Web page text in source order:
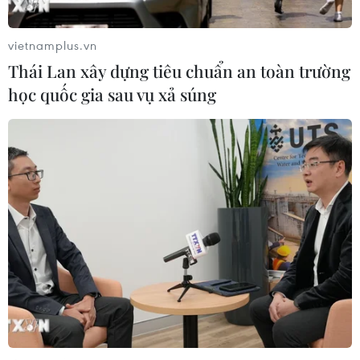
Thái Lan "thắng như chẻ
tre", thách thức tuyển Việt
Nam
05/08/2026 07:15
Dự luật trừng phạt Nga của
Mỹ có thể khiến châu Âu
chịu tác động ngược
05/08/2026 04:58
vietnamplus.vn
Thái Lan xây dựng tiêu chuẩn an toàn trường
học quốc gia sau vụ xả súng